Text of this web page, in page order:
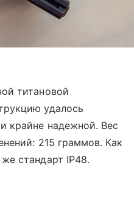
титановой
удалось
крайне надежной. Вес
215 граммов. Как
стандарт IP48.